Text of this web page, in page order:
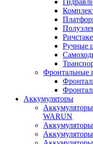
Ручные
Фронтальные
Аккумуляторы
WARUN